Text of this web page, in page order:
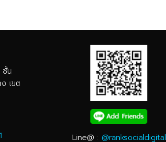
ชั้น
เขต
Line@ : @ranksocialdigital